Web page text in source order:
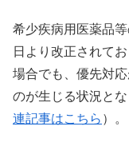
希少疾病用医薬品
日より改正されて
場合でも、優先対
のが生じる状況と
連記事はこちら ）。